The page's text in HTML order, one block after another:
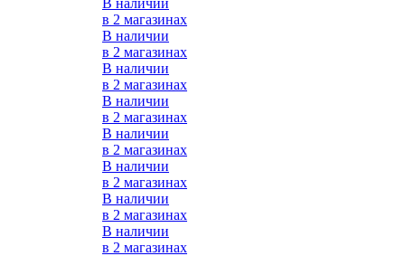
Здоровая печень
Здоровье костей
В наличии
в 2 магазинах
В наличии
в 2 магазинах
В наличии
в 2 магазинах
В наличии
в 2 магазинах
В наличии
в 2 магазинах
В наличии
в 2 магазинах
В наличии
в 2 магазинах
В наличии
в 2 магазинах